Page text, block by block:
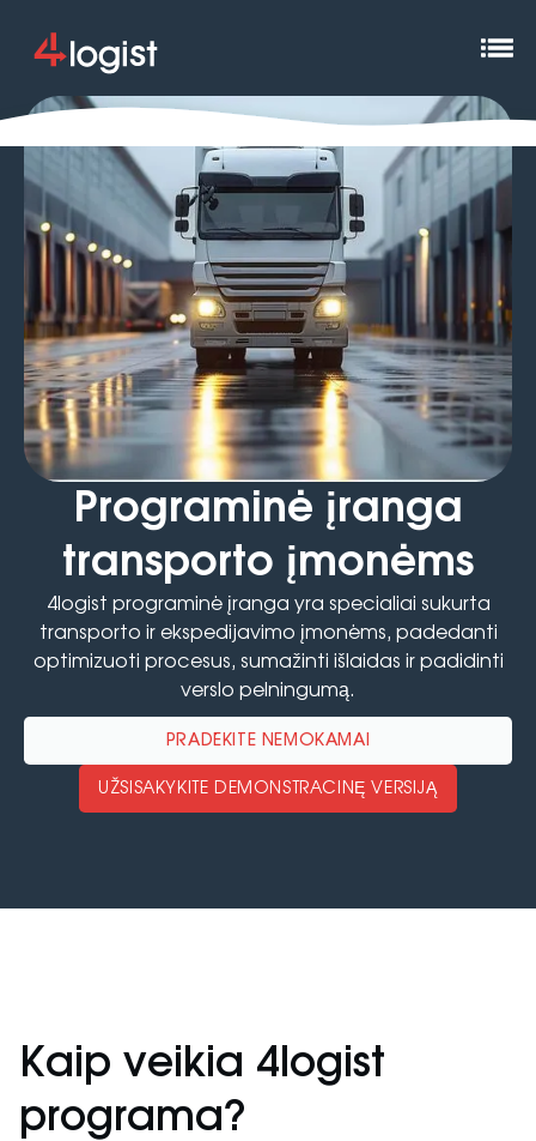
Programinė įranga
transporto įmonėms
4logist programinė įranga yra specialiai sukurta
transporto ir ekspedijavimo įmonėms, padedanti
optimizuoti procesus, sumažinti išlaidas ir padidinti
verslo pelningumą.
PRADĖKITE NEMOKAMAI
UŽSISAKYKITE DEMONSTRACINĘ VERSIJĄ
Kaip veikia 4logist
programa?